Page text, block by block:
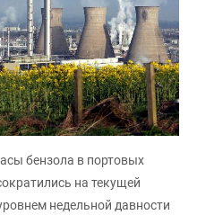
бензола в портовых
на текущей
недельной давности